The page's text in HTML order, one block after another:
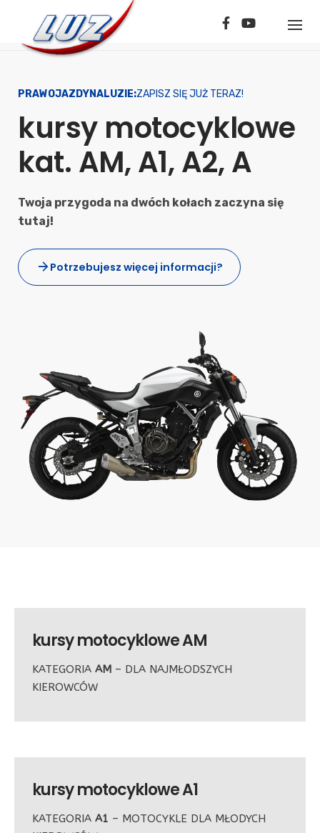
content
PRAWOJAZDYNALUZIE:ZAPISZ SIĘ JUŻ TERAZ!
kursy motocyklowe
kat. AM, A1, A2, A
Twoja przygoda na dwóch kołach zaczyna się
tutaj!
Potrzebujesz więcej informacji?
kursy motocykloweAM
KATEGORIA AM – DLA NAJMŁODSZYCH
KIEROWCÓW
kursy motocykloweA1
KATEGORIA A1 – MOTOCYKLE DLA MŁODYCH